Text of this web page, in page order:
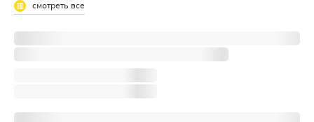
смотреть все